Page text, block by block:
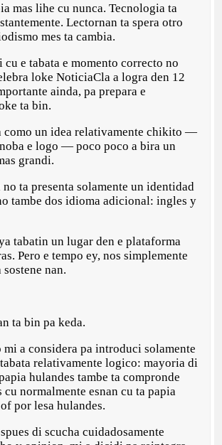
mas lihe cu nunca. Tecnologia ta
Lectornan ta spera otro
mes ta cambia.
cu e tabata e momento correcto no
loke NoticiaCla a logra den 12
ainda, pa prepara e
ta bin.
como un idea relativamente chikito —
e logo — poco poco a bira un
grandi.
ta presenta solamente un identidad
tambe dos idioma adicional: ingles y
tabatin un lugar den e plataforma
Pero e tempo ey, nos simplemente
nan.
ta bin pa keda.
mi a considera pa introduci solamente
relativamente logico: mayoria di
hulandes tambe ta compronde
normalmente esnan cu ta papia
por lesa hulandes.
di scucha cuidadosamente